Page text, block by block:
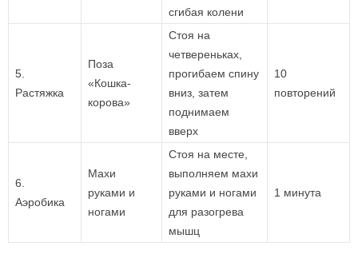
сгибая колени
5.
Растяжка
Поза
«Кошка-
корова»
Стоя на
четвереньках,
прогибаем спину
вниз, затем
поднимаем
вверх
10
повторений
6.
Аэробика
Махи
руками и
ногами
Стоя на месте,
выполняем махи
руками и ногами
для разогрева
мышц
1 минута